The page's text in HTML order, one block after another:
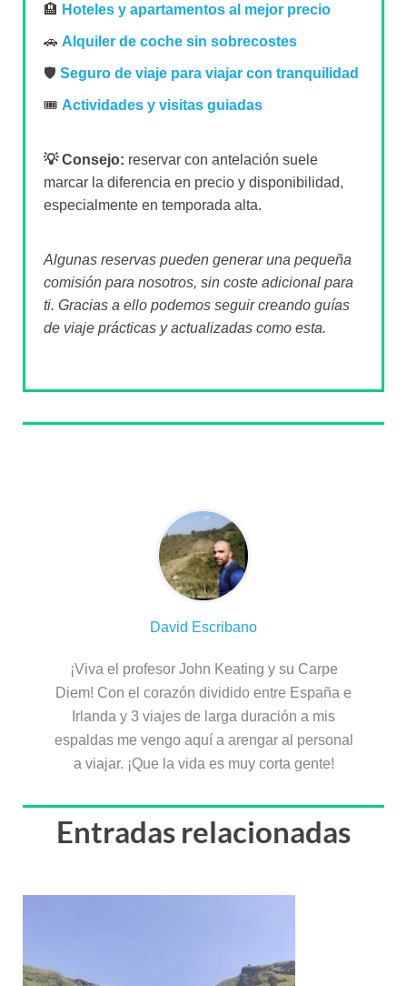
🏨 Hoteles y apartamentos al mejor precio
🚗 Alquiler de coche sin sobrecostes
🛡️ Seguro de viaje para viajar con tranquilidad
🎟️ Actividades y visitas guiadas
💡 Consejo: reservar con antelación suele
marcar la diferencia en precio y disponibilidad,
especialmente en temporada alta.
Algunas reservas pueden generar una pequeña
comisión para nosotros, sin coste adicional para
ti. Gracias a ello podemos seguir creando guías
de viaje prácticas y actualizadas como esta.
David Escribano
¡Viva el profesor John Keating y su Carpe
Diem! Con el corazón dividido entre España e
Irlanda y 3 viajes de larga duración a mis
espaldas me vengo aquí a arengar al personal
a viajar. ¡Que la vida es muy corta gente!
Entradas relacionadas